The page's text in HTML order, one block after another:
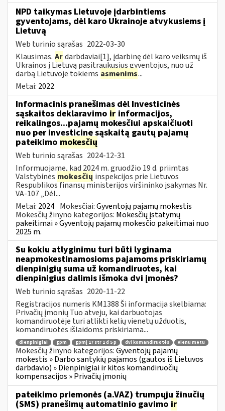
NPD taikymas Lietuvoje įdarbintiems
gyventojams, dėl karo Ukrainoje atvykusiems į
Lietuvą
Web turinio sąrašas 2022-03-30
Klausimas. Ardarbdaviai[1], įdarbinę dėl karo veiksmų iš
Ukrainos į Lietuvą pasitraukusius gyventojus, nuo už
darbą Lietuvoje tokiems asmenims...
Metai: 2022
Informacinis pranešimas dėl Investicinės
sąskaitos deklaravimo ir informacijos,
reikalingos...pajamų mokesčiui apskaičiuoti
nuo per investicinę sąskaitą gautų pajamų
pateikimo mokesčių
Web turinio sąrašas 2024-12-31
Informuojame, kad 2024 m. gruodžio 19 d. priimtas
Valstybinės mokesčių inspekcijos prie Lietuvos
Respublikos finansų ministerijos viršininko įsakymas Nr.
VA-107 „Dėl...
Metai: 2024 Mokesčiai:Gyventojų pajamų mokestis
Mokesčių žinyno kategorijos: Mokesčių įstatymų
pakeitimai » Gyventojų pajamų mokesčio pakeitimai nuo
2025 m.
Su kokiu atlyginimu turi būti lyginama
neapmokestinamosioms pajamoms priskiriamų
dienpinigių suma už komandiruotes, kai
dienpinigius dalimis išmoka dvi įmonės?
Web turinio sąrašas 2020-11-22
Registracijos numeris KM1388 Ši informacija skelbiama:
Privačių įmonių Tuo atveju, kai darbuotojas
komandiruotėje turi atlikti kelių vienetų užduotis,
komandiruotės išlaidoms priskiriama...
dienpinigiai gpm gpmį 17 str 1 d 5 p dvi komandiruotės vienu metu
Mokesčių žinyno kategorijos:Gyventojų pajamų
mokestis » Darbo santykių pajamos (gautos iš Lietuvos
darbdavio) » Dienpinigiai ir kitos komandiruočių
kompensacijos » Privačių įmonių
pateikimo priemonės (a.VAZ) trumpųjų žinučių
(SMS) pranešimų automatinio gavimo ir